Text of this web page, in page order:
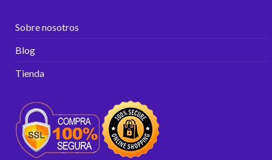
Sobre nosotros
Blog
Tienda